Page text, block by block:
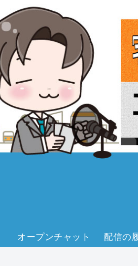
オープンチャット 配信の